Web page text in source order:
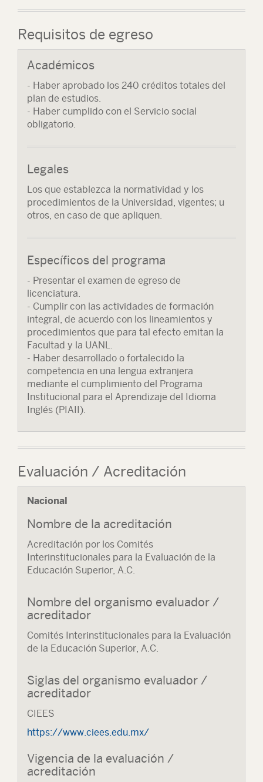
Requisitos de egreso
Académicos
- Haber aprobado los 240 créditos totales del
plan de estudios.
- Haber cumplido con el Servicio social
obligatorio.
Legales
Los que establezca la normatividad y los
procedimientos de la Universidad, vigentes; u
otros, en caso de que apliquen.
Específicos del programa
- Presentar el examen de egreso de
licenciatura.
- Cumplir con las actividades de formación
integral, de acuerdo con los lineamientos y
procedimientos que para tal efecto emitan la
Facultad y la UANL.
- Haber desarrollado o fortalecido la
competencia en una lengua extranjera
mediante el cumplimiento del Programa
Institucional para el Aprendizaje del Idioma
Inglés (PIAII).
Evaluación / Acreditación
Nacional
Nombre de la acreditación
Acreditación por los Comités
Interinstitucionales para la Evaluación de la
Educación Superior, A.C.
Nombre del organismo evaluador /
acreditador
Comités Interinstitucionales para la Evaluación
de la Educación Superior, A.C.
Siglas del organismo evaluador /
acreditador
CIEES
https://www.ciees.edu.mx/
Vigencia de la evaluación /
acreditación